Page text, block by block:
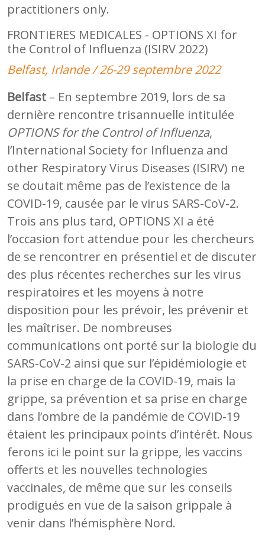
practitioners only.
FRONTIERES MEDICALES - OPTIONS XI for
the Control of Influenza (ISIRV 2022)
Belfast, Irlande / 26-29 septembre 2022
Belfast – En septembre 2019, lors de sa
dernière rencontre trisannuelle intitulée
OPTIONS for the Control of Influenza,
l’International Society for Influenza and
other Respiratory Virus Diseases (ISIRV) ne
se doutait même pas de l’existence de la
COVID-19, causée par le virus SARS-CoV-2.
Trois ans plus tard, OPTIONS XI a été
l’occasion fort attendue pour les chercheurs
de se rencontrer en présentiel et de discuter
des plus récentes recherches sur les virus
respiratoires et les moyens à notre
disposition pour les prévoir, les prévenir et
les maîtriser. De nombreuses
communications ont porté sur la biologie du
SARS-CoV-2 ainsi que sur l’épidémiologie et
la prise en charge de la COVID-19, mais la
grippe, sa prévention et sa prise en charge
dans l’ombre de la pandémie de COVID-19
étaient les principaux points d’intérêt. Nous
ferons ici le point sur la grippe, les vaccins
offerts et les nouvelles technologies
vaccinales, de même que sur les conseils
prodigués en vue de la saison grippale à
venir dans l’hémisphère Nord.